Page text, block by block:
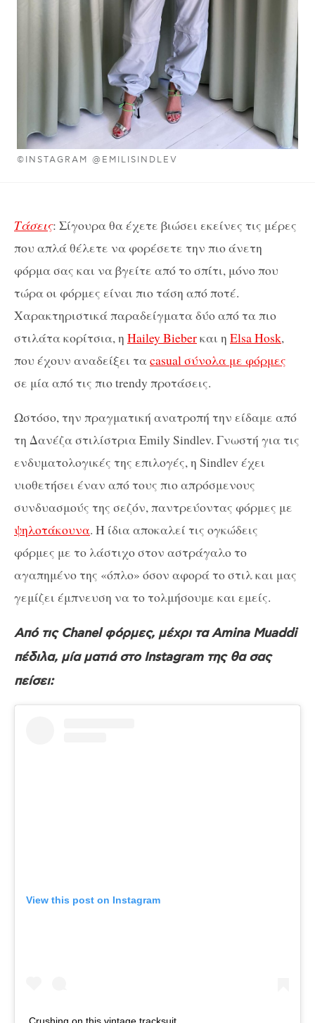
©INSTAGRAM @EMILISINDLEV
Τάσεις: Σίγουρα θα έχετε βιώσει εκείνες τις μέρες
που απλά θέλετε να φορέσετε την πιο άνετη
φόρμα σας και να βγείτε από το σπίτι, μόνο που
τώρα οι φόρμες είναι πιο τάση από ποτέ.
Χαρακτηριστικά παραδείγματα δύο από τα πιο
στιλάτα κορίτσια, η Hailey Bieberκαι η Elsa Hosk,
που έχουν αναδείξει ταcasual σύνολα με φόρμες
σε μία από τις πιο trendy προτάσεις.
Ωστόσο, την πραγματική ανατροπή την είδαμε από
τη Δανέζα στιλίστρια Emily Sindlev. Γνωστή για τις
ενδυματολογικές της επιλογές, η Sindlev έχει
υιοθετήσει έναν από τους πιο απρόσμενους
συνδυασμούς της σεζόν, παντρεύοντας φόρμες με
ψηλοτάκουνα. Η ίδια αποκαλεί τις ογκώδεις
φόρμες με το λάστιχο στον αστράγαλο το
αγαπημένο της «όπλο» όσον αφορά το στιλ και μας
γεμίζει έμπνευση να το τολμήσουμε και εμείς.
Από τις Chanel φόρμες, μέχρι τα Amina Muaddi
πέδιλα, μία ματιά στο Instagram της θα σας
πείσει:
View this post on Instagram
Crushing on this vintage tracksuit